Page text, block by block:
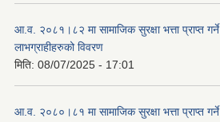
आ.व. २०८१।८२ मा सामाजिक सुरक्षा भत्ता प्राप्त गर्ने
लाभग्राहीहरुको विवरण
मिति: 08/07/2025 - 17:01
आ.व. २०८०।८१ मा सामाजिक सुरक्षा भत्ता प्राप्त गर्ने